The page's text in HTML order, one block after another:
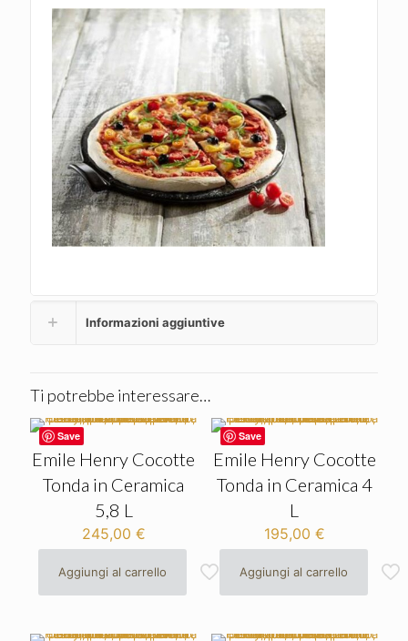
Informazioni aggiuntive
Ti potrebbe interessare…
Save
Emile Henry Cocotte
Tonda in Ceramica
5,8 L
245,00 €
Aggiungi al carrello
Save
Emile Henry Cocotte
Tonda in Ceramica 4
L
195,00 €
Aggiungi al carrello